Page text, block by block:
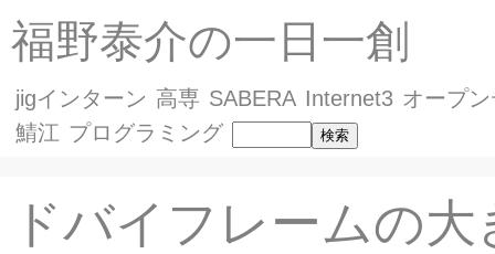
福野泰介の一日一創
jigインターン 高専 SABERA Internet3 オープ
鯖江 プログラミング
ドバイフレームの